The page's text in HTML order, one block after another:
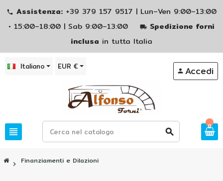
phone Assistenza: +39 379 157 9517 | Lun–Ven 9:00–13:00
• 15:00–18:00 | Sab 9:00–13:00
local_shipping Spedizione forni
inclusa in tutta Italia
Italiano EUR €
view_headline search
person Accedi
0
chevron_right Finanziamenti e Dilazioni